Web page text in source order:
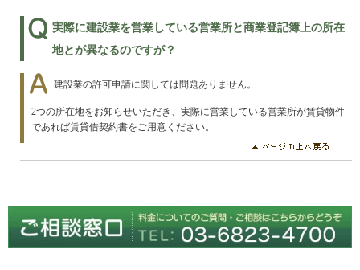
実際に建設業を営業している営業所と商業登記簿上の所在
地とが異なるのですが？
建設業の許可申請に関しては問題ありません。
2つの所在地をお知らせいただき、実際に営業している営業所が賃貸物件
であれば賃貸借契約書をご用意ください。